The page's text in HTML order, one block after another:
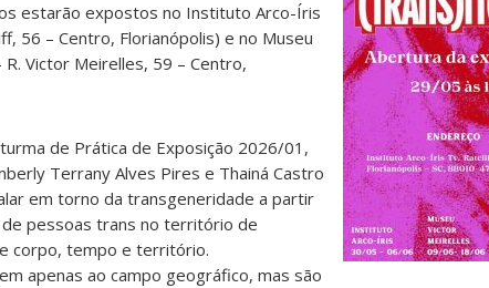
estarão expostos no Instituto Arco-Íris
56 – Centro, Florianópolis) e no Museu
Victor Meirelles, 59 – Centro,
de Prática de Exposição 2026/01,
Terrany Alves Pires e Thainá Castro
em torno da transgeneridade a partir
pessoas trans no território de
corpo, tempo e território.
apenas ao campo geográfico, mas são